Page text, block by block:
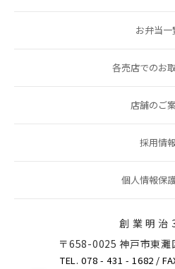
お弁当一
各売店でのお
店舗のご
採用情
個人情報保
創 業 明 治
〒658-0025 神戸市東
TEL. 078 - 431 - 1682 /